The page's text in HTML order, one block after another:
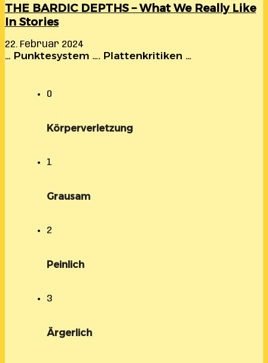
THE BARDIC DEPTHS – What We Really Like
In Stories
22. Februar 2024
… Punktesystem …. Plattenkritiken …
0
Körperverletzung
1
Grausam
2
Peinlich
3
Ärgerlich